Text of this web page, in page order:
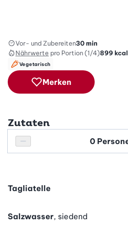
Vor- und Zubereiten30 min
Nährwerte pro Portion (1/4)899kcal
Vegetarisch
Merken
Zutaten
Personenanzahl verringern
Personenanzahl
Tagliatelle
Salzwasser, siedend